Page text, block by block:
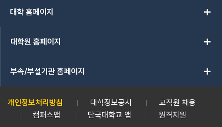
대학 홈페이지 add
대학원 홈페이지 add
부속/부설기관 홈페이지 add
개인정보처리방침 대학정보공시
교직원 채용
캠퍼스맵
단국대학교 앱 원격지원